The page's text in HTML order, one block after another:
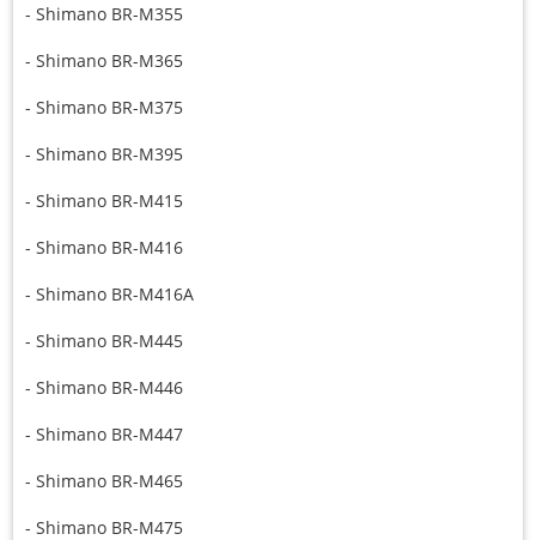
- Shimano BR-M355
- Shimano BR-M365
- Shimano BR-M375
- Shimano BR-M395
- Shimano BR-M415
- Shimano BR-M416
- Shimano BR-M416A
- Shimano BR-M445
- Shimano BR-M446
- Shimano BR-M447
- Shimano BR-M465
- Shimano BR-M475